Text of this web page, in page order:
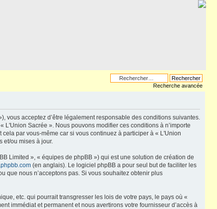
Recherche avancée
vous acceptez d’être légalement responsable des conditions suivantes.
Sacrée ». Nous pouvons modifier ces conditions à n’importe
par vous-même car si vous continuez à participer à « L'Union
et/ou mises à jour.
Limited », « équipes de phpBB ») qui est une solution de création de
(en anglais). Le logiciel phpBB a pour seul but de faciliter les
que nous n’acceptons pas. Si vous souhaitez obtenir plus
etc. qui pourrait transgresser les lois de votre pays, le pays où «
immédiat et permanent et nous avertirons votre fournisseur d’accès à